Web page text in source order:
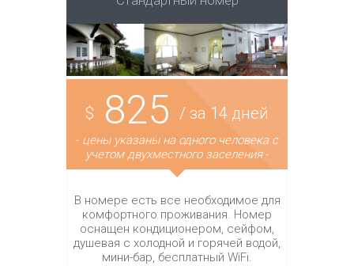
$ 825 / за 14 дней
- цены указаны на одного человека с
учетом двухместного заселения-
В номере есть все необходимое для
комфортного проживания. Номер
оснащен кондиционером, сейфом,
душевая с холодной и горячей водой,
мини-бар, бесплатный WiFi.